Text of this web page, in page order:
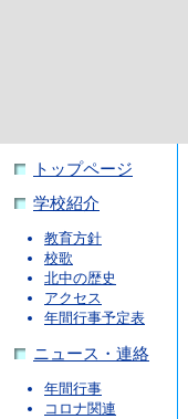
トップページ
学校紹介
教育方針
校歌
北中の歴史
アクセス
年間行事予定表
ニュース・連絡
年間行事
コロナ関連